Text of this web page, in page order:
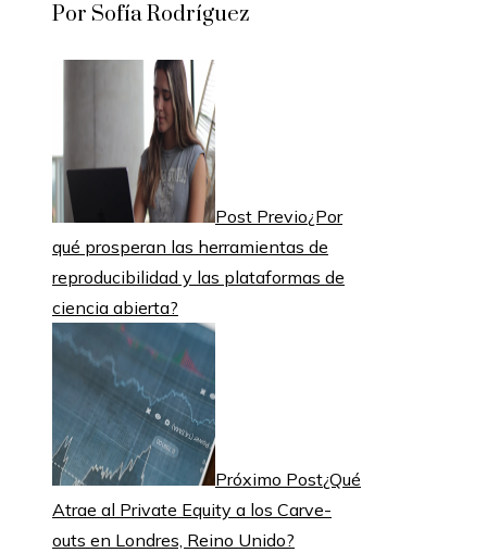
Por Sofía Rodríguez
Post Previo¿Por
qué prosperan las herramientas de
reproducibilidad y las plataformas de
ciencia abierta?
Próximo Post¿Qué
Atrae al Private Equity a los Carve-
outs en Londres, Reino Unido?